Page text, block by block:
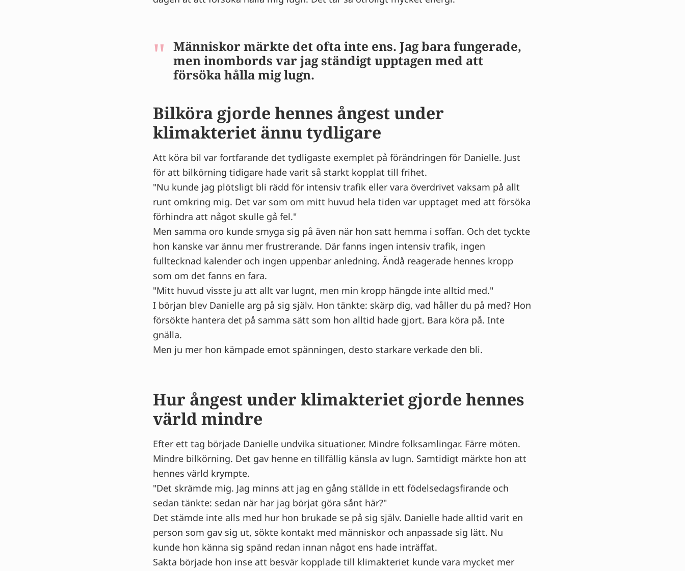
Människor märkte det ofta inte ens. Jag bara fungerade,
men inombords var jag ständigt upptagen med att
försöka hålla mig lugn.
Bilköra gjorde hennes ångest under
klimakteriet ännu tydligare
Att köra bil var fortfarande det tydligaste exemplet på förändringen för Danielle. Just
för att bilkörning tidigare hade varit så starkt kopplat till frihet.
"Nu kunde jag plötsligt bli rädd för intensiv trafik eller vara överdrivet vaksam på allt
runt omkring mig. Det var som om mitt huvud hela tiden var upptaget med att försöka
förhindra att något skulle gå fel."
Men samma oro kunde smyga sig på även när hon satt hemma i soffan. Och det tyckte
hon kanske var ännu mer frustrerande. Där fanns ingen intensiv trafik, ingen
fulltecknad kalender och ingen uppenbar anledning. Ändå reagerade hennes kropp
som om det fanns en fara.
"Mitt huvud visste ju att allt var lugnt, men min kropp hängde inte alltid med."
I början blev Danielle arg på sig själv. Hon tänkte: skärp dig, vad håller du på med? Hon
försökte hantera det på samma sätt som hon alltid hade gjort. Bara köra på. Inte
gnälla.
Men ju mer hon kämpade emot spänningen, desto starkare verkade den bli.
Hur ångest under klimakteriet gjorde hennes
värld mindre
Efter ett tag började Danielle undvika situationer. Mindre folksamlingar. Färre möten.
Mindre bilkörning. Det gav henne en tillfällig känsla av lugn. Samtidigt märkte hon att
hennes värld krympte.
"Det skrämde mig. Jag minns att jag en gång ställde in ett födelsedagsfirande och
sedan tänkte: sedan när har jag börjat göra sånt här?"
Det stämde inte alls med hur hon brukade se på sig själv. Danielle hade alltid varit en
person som gav sig ut, sökte kontakt med människor och anpassade sig lätt. Nu
kunde hon känna sig spänd redan innan något ens hade inträffat.
Sakta började hon inse att besvär kopplade till klimakteriet kunde vara mycket mer